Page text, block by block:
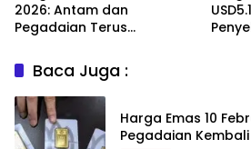
2026: Antam dan
Pegadaian Terus
Baca Juga :
Harga Emas 10
Pegadaian